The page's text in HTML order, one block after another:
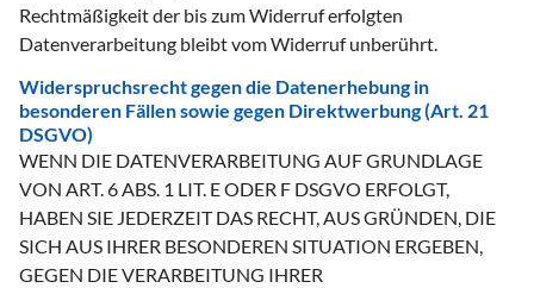
Rechtmäßigkeit der bis zum Widerruf erfolgten
Datenverarbeitung bleibt vom Widerruf unberührt.
Widerspruchsrecht gegen die Datenerhebung in
besonderen Fällen sowie gegen Direktwerbung (Art. 21
DSGVO)
WENN DIE DATENVERARBEITUNG AUF GRUNDLAGE
VON ART. 6 ABS. 1 LIT. E ODER F DSGVO ERFOLGT,
HABEN SIE JEDERZEIT DAS RECHT, AUS GRÜNDEN, DIE
SICH AUS IHRER BESONDEREN SITUATION ERGEBEN,
GEGEN DIE VERARBEITUNG IHRER